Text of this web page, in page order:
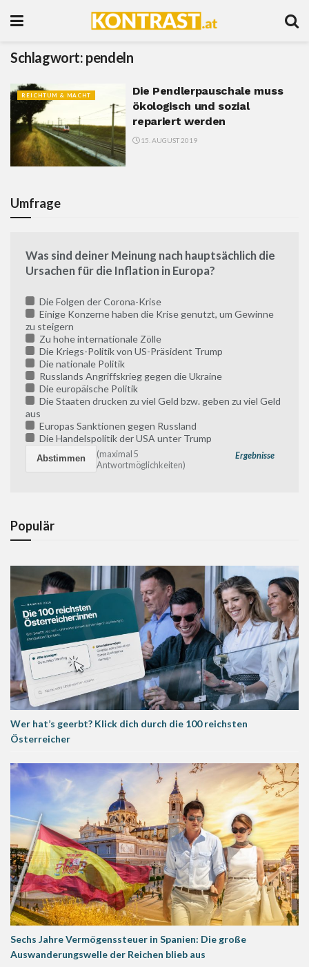
Schlagwort: pendeln
REICHTUM & MACHT
Die Pendlerpauschale muss
ökologisch und sozial
repariert werden
15. AUGUST 2019
Umfrage
Was sind deiner Meinung nach hauptsächlich die
Ursachen für die Inflation in Europa?
Die Folgen der Corona-Krise
Einige Konzerne haben die Krise genutzt, um Gewinne
zu steigern
Zu hohe internationale Zölle
Die Kriegs-Politik von US-Präsident Trump
Die nationale Politik
Russlands Angriffskrieg gegen die Ukraine
Die europäische Politik
Die Staaten drucken zu viel Geld bzw. geben zu viel Geld
aus
Europas Sanktionen gegen Russland
Die Handelspolitik der USA unter Trump
Ergebnisse
(maximal 5
Antwortmöglichkeiten)
Populär
Wer hat’s geerbt? Klick dich durch die 100 reichsten
Österreicher
Sechs Jahre Vermögenssteuer in Spanien: Die große
Auswanderungswelle der Reichen blieb aus